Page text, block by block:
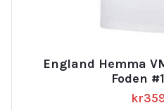
England Hemma
Foden
kr